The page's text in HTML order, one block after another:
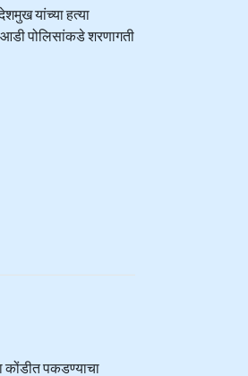
यांच्या हत्या
पोलिसांकडे शरणागती
कोंडीत पकडण्याचा